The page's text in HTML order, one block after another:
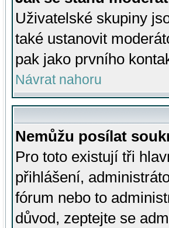
Uživatelské skupiny
také ustanovit
pak jako prvního
Návrat nahoru
Nemůžu posílat
Pro toto existují tři
přihlášení,
fórum nebo to
důvod, zeptejte se